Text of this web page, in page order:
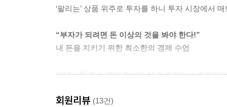
--- p.193
‘팔리는’ 상품 위주로 투자를 하니 투자 시장에서
“부자가 되려면 돈 이상의 것을 봐야 한다!”
내 돈을 지키기 위한 최소한의 경제 수업
재테크를 하긴 해야겠는데 잘 모르겠어서 주변에
현재 투자 시장에서는 지나친 희망과 자신감이 팔
회원리뷰 (13건)